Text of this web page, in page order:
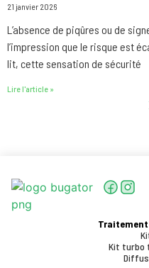
21 janvier 2026
L’absence de piqûres ou de
l’impression que le risque est
lit, cette sensation de sécurité
Lire l'article »
Kit turbo